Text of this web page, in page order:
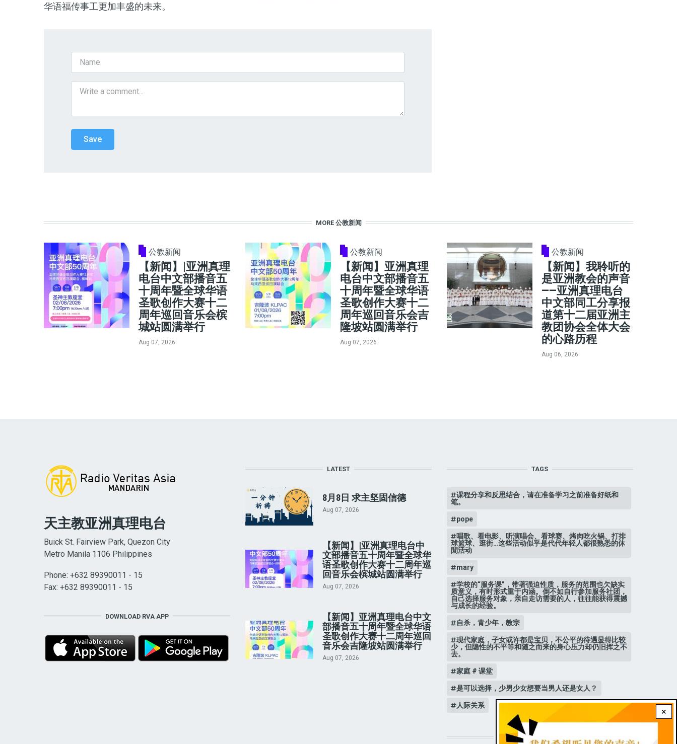
华语福传事工更加丰盛的未来。
MORE 公教新闻
公教新闻
【新闻】|亚洲真理
电台中文部播音五
十周年暨全球华语
圣歌创作大赛十二
周年巡回音乐会槟
城站圆满举行
Aug 07, 2026
公教新闻
【新闻】亚洲真理
电台中文部播音五
十周年暨全球华语
圣歌创作大赛十二
周年巡回音乐会吉
隆坡站圆满举行
Aug 07, 2026
公教新闻
【新闻】我聆听的
是亚洲教会的声音
——亚洲真理电台
中文部同工分享报
道第十二届亚洲主
教团协会全体大会
的心路历程
Aug 06, 2026
×
天主教亚洲真理电台
Buick St. Fairview Park, Quezon City
Metro Manila 1106 Philippines
Phone: +632 89390011 - 15
Fax: +632 89390011 - 15
DOWNLOAD RVA APP
LATEST
8月8日 求主坚固信德
Aug 07, 2026
【新闻】|亚洲真理电台中
文部播音五十周年暨全球华
语圣歌创作大赛十二周年巡
回音乐会槟城站圆满举行
Aug 07, 2026
【新闻】亚洲真理电台中文
部播音五十周年暨全球华语
圣歌创作大赛十二周年巡回
音乐会吉隆坡站圆满举行
Aug 07, 2026
TAGS
课程分享和反思结合，请在准备学习之前准备好纸和
笔。
pope
唱歌、看电影、听演唱会、看球赛、烤肉吃火锅、打排
球篮球、逛街…这些活动似乎是代代年轻人都很熟悉的休
閒活动
mary
学校的“服务课”，带著强迫性质，服务的范围也欠缺实
质意义，有时形式重于内涵。倒不如自行参加服务社团，
自己选择服务对象，亲自走访需要的人，往往能获得震撼
与成长的经验。
自杀，青少年，教宗
现代家庭，子女或许都是宝贝，不公平的待遇显得比较
少，但隐性的不平等和随之而来的身心压力却仍旧挥之不
去。
家庭 # 课堂
是可以选择，少男少女想要当男人还是女人？
人际关系
STAY CONNECTED WITH US!